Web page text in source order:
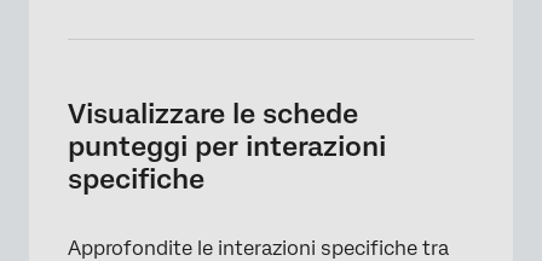
Visualizzare le schede
punteggi per interazioni
specifiche
Approfondite le interazioni specifiche tra